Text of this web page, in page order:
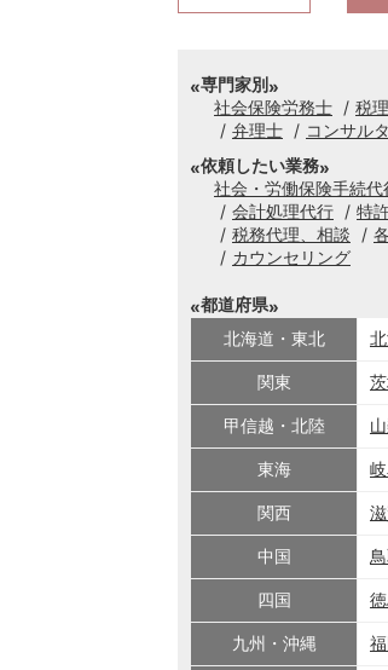
専門家別
社会保険労務士
税
弁理士
コンサル
依頼したい業務
社会・労働保険手続代
会計処理代行
特
税務代理、相談
カウンセリング
都道府県
北海道・東北
関東
甲信越・北陸
東海
関西
中国
四国
九州・沖縄